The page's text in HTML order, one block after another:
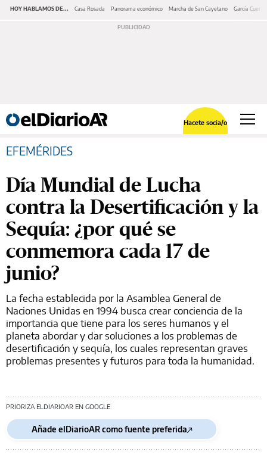
HOY HABLAMOS DE... Casa Rosada Panorama económico Marcha de San Cayetano García Cuerva
Hacete socia/o
EFEMÉRIDES
Día Mundial de Lucha
contra la Desertificación y la
Sequía: ¿por qué se
conmemora cada 17 de
junio?
La fecha establecida por la Asamblea General de
Naciones Unidas en 1994 busca crear conciencia de la
importancia que tiene para los seres humanos y el
planeta abordar y dar soluciones a los problemas de
desertificación y sequía, los cuales representan graves
problemas presentes y futuros para toda la humanidad.
PRIORIZA ELDIARIOAR EN GOOGLE
Añade elDiarioAR como fuente preferida